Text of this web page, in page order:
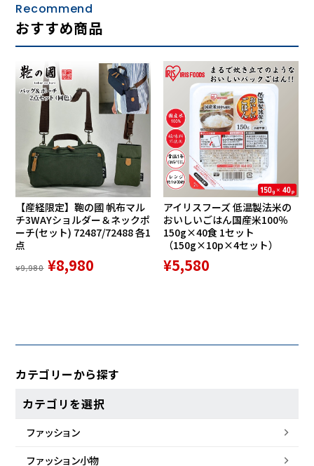
カテゴリーから探す
カテゴリを選択
ファッション
ファッション小物
Recommend
おすすめ商品
【産経限定】鞄の國 帆布マル
チ3WAYショルダー＆ネックポ
ーチ(セット) 72487/72488 各1
点
¥9,980 ¥8,980
アイリスフーズ 低温製法米の
おいしいごはん国産米100％
150g×40食 1セット
（150g×10p×4セット）
¥5,580